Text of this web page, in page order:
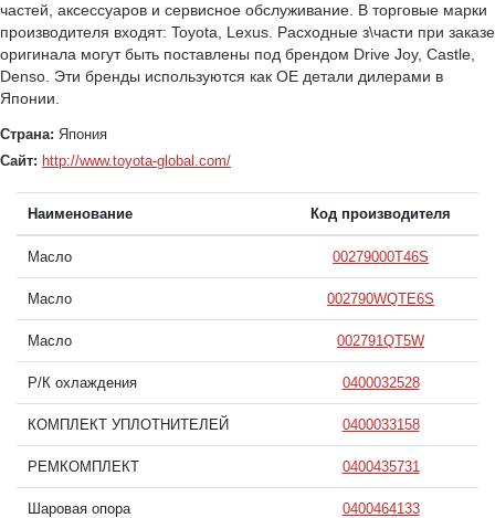
частей, аксессуаров и сервисное обслуживание. В торговые марки
производителя входят: Toyota, Lexus. Расходные з\части при заказе
оригинала могут быть поставлены под брендом Drive Joy, Castle,
Denso. Эти бренды используются как ОЕ детали дилерами в
Японии.
Страна: Япония
Сайт: http://www.toyota-global.com/
Наименование Код производителя
Масло 00279000T46S
Масло 002790WQTE6S
Масло 002791QT5W
Р/К охлаждения 0400032528
КОМПЛЕКТ УПЛОТНИТЕЛЕЙ 0400033158
РЕМКОМПЛЕКТ 0400435731
Шаровая опора 0400464133